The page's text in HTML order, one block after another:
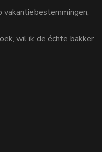
vakantiebestemmingen,
wil ik de échte bakker